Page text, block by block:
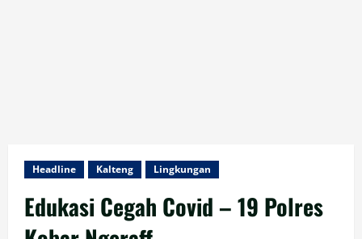
Headline Kalteng Lingkungan
Edukasi Cegah Covid – 19 Polres